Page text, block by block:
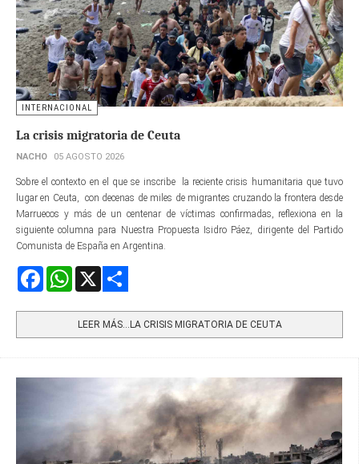
INTERNACIONAL
La crisis migratoria de Ceuta
NACHO 05 AGOSTO 2026
Sobre el contexto en el que se inscribe la reciente crisis humanitaria que tuvo
lugar en Ceuta, con decenas de miles de migrantes cruzando la frontera desde
Marruecos y más de un centenar de víctimas confirmadas, reflexiona en la
siguiente columna para Nuestra Propuesta Isidro Páez, dirigente del Partido
Comunista de España en Argentina.
FacebookWhatsApp
LEER MÁS…LA CRISIS MIGRATORIA DE CEUTA